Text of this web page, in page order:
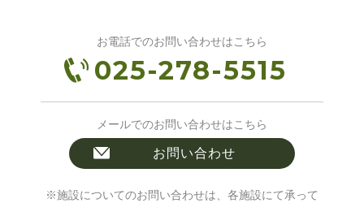
お電話でのお問い合わせはこちら
025-278-5515
メールでのお問い合わせはこちら
お問い合わせ
※施設についてのお問い合わせは、各施設にて承って